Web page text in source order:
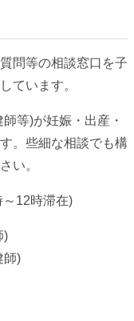
問等の相談窓口を子
ています。
等)が妊娠・出産・
。些細な相談でも構
い。
12時滞在)
)
師)